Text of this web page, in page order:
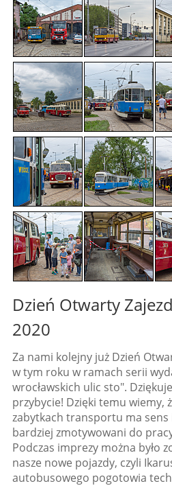
Dzień Otwarty
2020
Za nami kolejny już Dzień
w tym roku w ramach serii
wrocławskich ulic sto".
przybycie! Dzięki temu wiemy,
zabytkach transportu ma sens
bardziej zmotywowani do
Podczas imprezy można było
nasze nowe pojazdy, czyli
autobusowego pogotowia